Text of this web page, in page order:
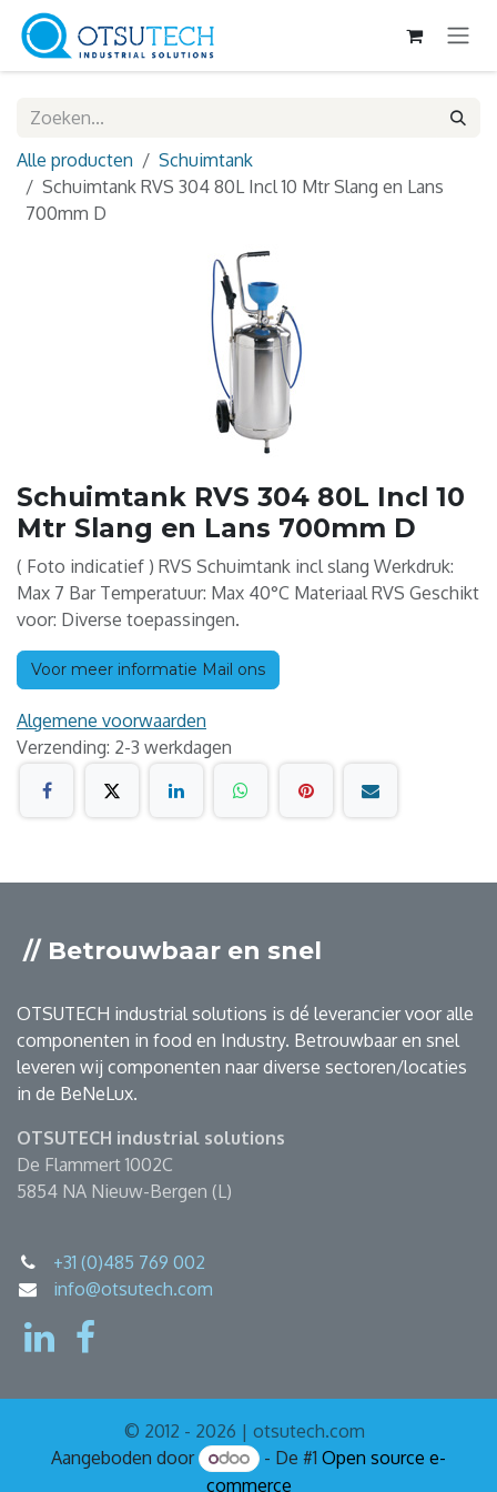
Overslaan naar inhoud
Alle producten
Schuimtank
Schuimtank RVS 304 80L Incl 10 Mtr Slang en Lans
700mm D
Schuimtank RVS 304 80L Incl 10
Mtr Slang en Lans 700mm D
( Foto indicatief ) RVS Schuimtank incl slang Werkdruk:
Max 7 Bar Temperatuur: Max 40°C Materiaal RVS Geschikt
voor: Diverse toepassingen.
Voor meer informatie Mail ons
Algemene voorwaarden
Verzending: 2-3 werkdagen
// Betrouwbaar en snel
OTSUTECH industrial solutions is dé leverancier voor alle
componenten in food en Industry. Betrouwbaar en snel
leveren wij componenten naar diverse sectoren/locaties
in de BeNeLux.
OTSUTECH industrial solutions
De Flammert 1002C
5854 NA Nieuw-Bergen (L)
+31 (0)485 769 002
info@otsutech.com
© 2012 - 2026 | otsutech.com
Aangeboden door
- De #1 Open source e-
commerce